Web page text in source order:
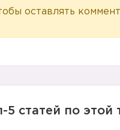
оставлять
5 статей по этой